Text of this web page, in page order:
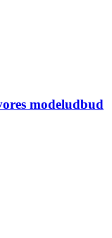
modeludbud